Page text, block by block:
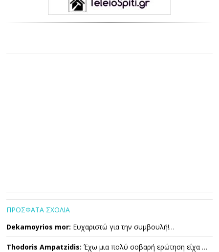
ΠΡΟΣΦΑΤΑ ΣΧΟΛΙΑ
Dekamoyrios mor: Ευχαριστώ για την συμβουλή!…
Thodoris Ampatzidis: Έχω μια πολύ σοβαρή ερώτηση είχα …